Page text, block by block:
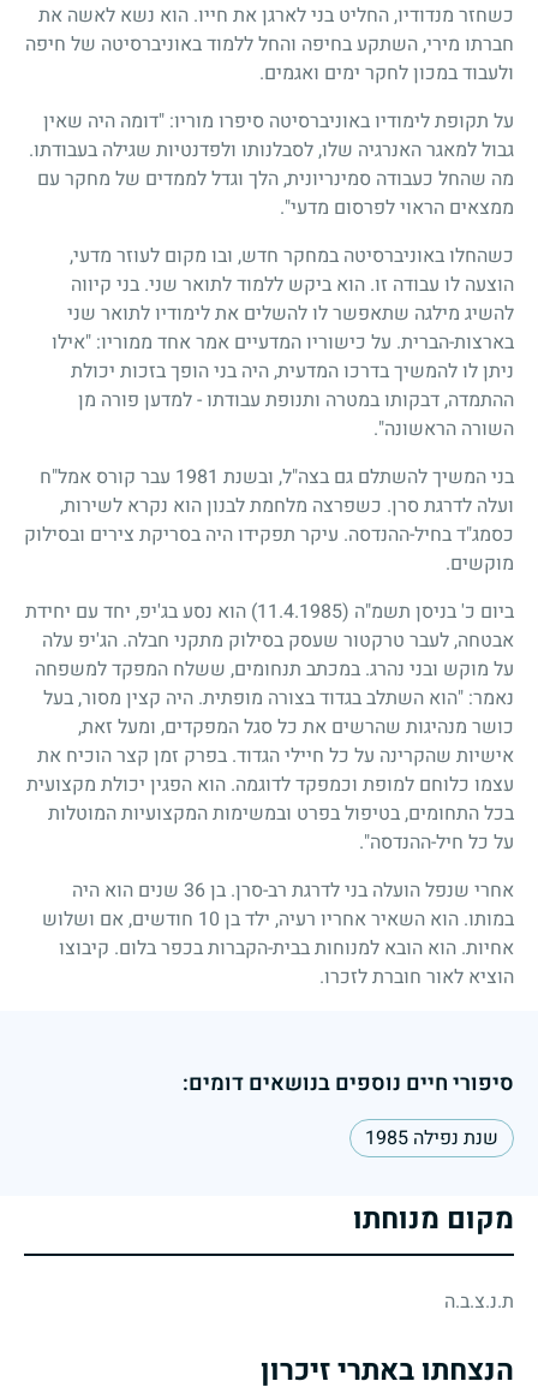
כשחזר מנדודיו, החליט בני לארגן את חייו. הוא נשא לאשה את
חברתו מירי, השתקע בחיפה והחל ללמוד באוניברסיטה של חיפה
ולעבוד במכון לחקר ימים ואגמים.
על תקופת לימודיו באוניברסיטה סיפרו מוריו: "דומה היה שאין
גבול למאגר האנרגיה שלו, לסבלנותו ולפדנטיות שגילה בעבודתו.
מה שהחל כעבודה סמינריונית, הלך וגדל לממדים של מחקר עם
ממצאים הראוי לפרסום מדעי".
כשהחלו באוניברסיטה במחקר חדש, ובו מקום לעוזר מדעי,
הוצעה לו עבודה זו. הוא ביקש ללמוד לתואר שני. בני קיווה
להשיג מילגה שתאפשר לו להשלים את לימודיו לתואר שני
בארצות-הברית. על כישוריו המדעיים אמר אחד ממוריו: "אילו
ניתן לו להמשיך בדרכו המדעית, היה בני הופך בזכות יכולת
ההתמדה, דבקותו במטרה ותנופת עבודתו-למדען פורה מן
השורה הראשונה".
בני המשיך להשתלם גם בצה"ל, ובשנת 1981 עבר קורס אמל"ח
ועלה לדרגת סרן. כשפרצה מלחמת לבנון הוא נקרא לשירות,
כסמג"ד בחיל-ההנדסה. עיקר תפקידו היה בסריקת צירים ובסילוק
מוקשים.
ביום כ' בניסן תשמ"ה (11.4.1985)
הוא נסע בג'יפ, יחד עם יחידת
אבטחה, לעבר טרקטור שעסק בסילוק מתקני חבלה. הג'יפ עלה
על מוקש ובני נהרג. במכתב תנחומים, ששלח המפקד למשפחה
נאמר: "הוא השתלב בגדוד בצורה מופתית. היה קצין מסור, בעל
כושר מנהיגות שהרשים את כל סגל המפקדים, ומעל זאת,
אישיות שהקרינה על כל חיילי הגדוד. בפרק זמן קצר הוכיח את
עצמו כלוחם למופת וכמפקד לדוגמה. הוא הפגין יכולת מקצועית
בכל התחומים, בטיפול בפרט ובמשימות המקצועיות המוטלות
על כל חיל-ההנדסה".
אחרי שנפל הועלה בני לדרגת רב-סרן. בן36 שנים הוא היה
במותו. הוא השאיר אחריו רעיה, ילד בן 10 חודשים, אם ושלוש
אחיות. הוא הובא למנוחות בבית-הקברות בכפר בלום. קיבוצו
הוציא לאור חוברת לזכרו.
סיפורי חיים נוספים בנושאים דומים:
שנת נפילה 1985
מקום מנוחתו
ת.נ.צ.ב.ה
הנצחתו באתרי זיכרון